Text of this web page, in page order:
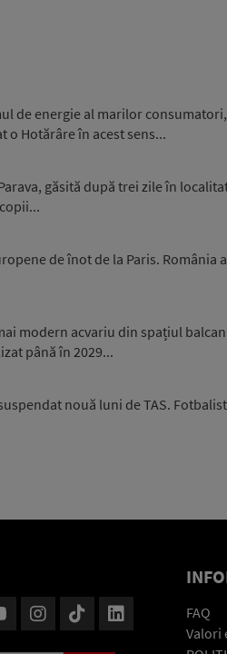
de energie al marilor
o Hotărâre în acest sens...
găsită după trei zile în
de înot de la Paris. România
modern acvariu din spațiul
până în 2029...
nouă luni de TAS.
FAQ
Valori